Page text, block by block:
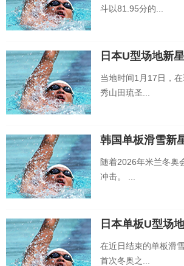
斗以81.95分的...
日本U型场地新
当地时间1月17日，
秀山田琉圣...
韩国单板滑雪新
随着2026年米兰冬奥
冲击。 ...
日本单板U型场
在近日结束的单板滑
首次冬奥之...